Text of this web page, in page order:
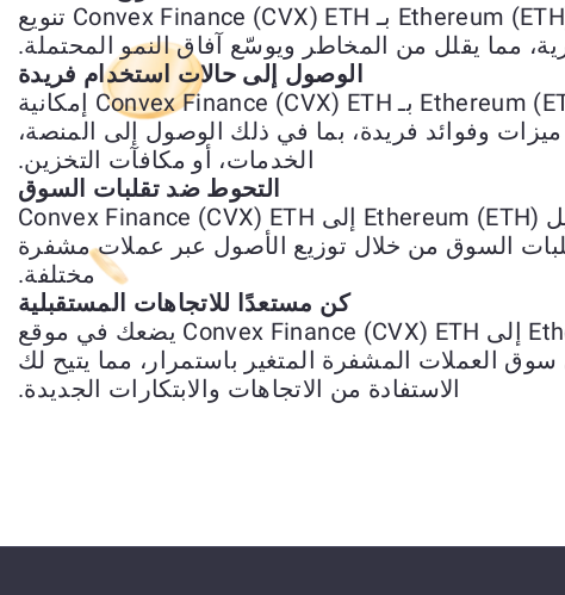
يتيح لك تبديل Ethereum (ETH) بـ Convex Finance (CVX) ETH تنويع
مما يقلل من المخاطر ويوسّع آفاق النمو المحتملة.
الوصول إلى حالات استخدام فريدة
يمنحك استبدال Ethereum (ETH) بـ Convex Finance (CVX) ETH إمكانية
وفوائد فريدة، بما في ذلك الوصول إلى المنصة،
الخدمات، أو مكافآت التخزين.
التحوط ضد تقلبات السوق
يمكن استخدام تحويل Ethereum (ETH) إلى Convex Finance (CVX) ETH
السوق من خلال توزيع الأصول عبر عملات مشفرة
مختلفة.
كن مستعدًا للاتجاهات المستقبلية
تبديل Ethereum (ETH) إلى Convex Finance (CVX) ETH يضعك في موقع
العملات المشفرة المتغير باستمرار، مما يتيح لك
الاستفادة من الاتجاهات والابتكارات الجديدة.